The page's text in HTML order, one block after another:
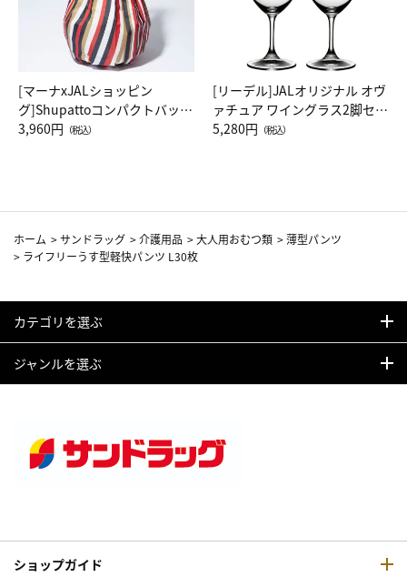
[マーナxJALショッピン
グ]Shupattoコンパクトバッグ
Drop JAL客室乗務員（LC）ス
3,960円 （税込）
[リーデル]JALオリジナル オヴ
ァチュア ワイングラス2脚セッ
ト（レッドワイン）
5,280円 （税込）
ホーム >サンドラッグ >介護用品 >大人用おむつ類 >薄型パンツ
> ライフリーうす型軽快パンツ L30枚
カテゴリを選ぶ
ジャンルを選ぶ
ショップガイド